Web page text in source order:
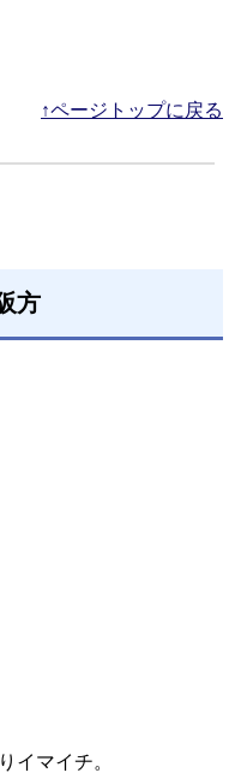
↑ページトップに戻る
方
イマイチ。